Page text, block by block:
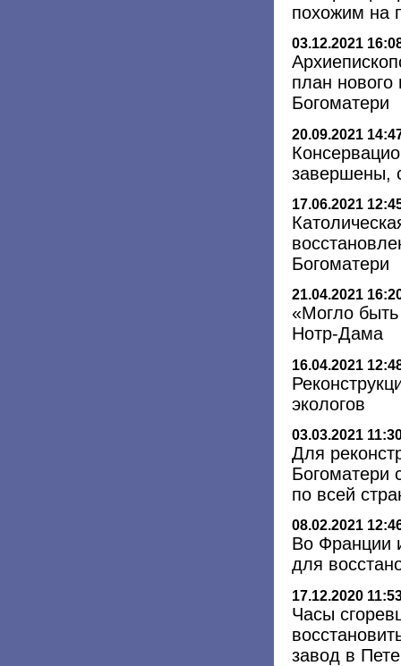
похожим на
03.12.2021
план нового
Богоматери
20.09.2021
завершены,
17.06.2021
Богоматери
21.04.2021
«Могло быть
Нотр-Дама
16.04.2021
экологов
03.03.2021
Для
Богоматери
по всей
08.02.2021
Во Франции
для
17.12.2020
Часы
завод в